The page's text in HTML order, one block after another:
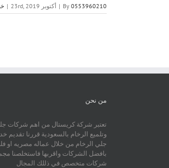
By 0553960210
| أكتوبر 23rd, 2019 |
من نحن
تعتبر شركة كريستال من اهم شركات
وتلميع الرخام بالسعودية قررنا تقديم
جلي الرخام من خلال عماله مصريه او
بافضل الشركات واقربها فاستخلصنا
شركات متخصص في ذللك المجال